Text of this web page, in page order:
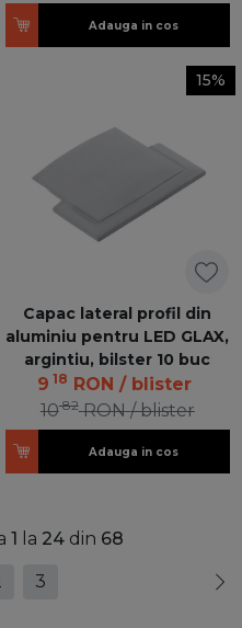
Adauga in cos
15%
Capac lateral profil din
aluminiu pentru LED GLAX,
argintiu, bilster 10 buc
9 18 RON / blister
1082 RON / blister
Adauga in cos
1 la 24din 68
3